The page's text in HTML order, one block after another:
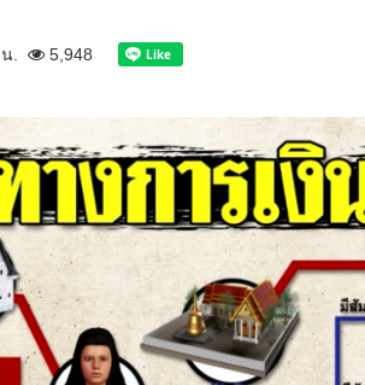
น. 5,948